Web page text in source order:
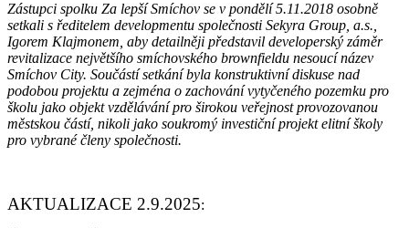
Zástupci spolku Za lepší Smíchov se v pondělí 5.11.2018 osobně
setkali s ředitelem developmentu společnosti Sekyra Group, a.s.,
Igorem Klajmonem, aby detailněji představil developerský záměr
revitalizace největšího smíchovského brownfieldu nesoucí název
Smíchov City. Součástí setkání byla konstruktivní diskuse nad
podobou projektu a zejména o zachování vytyčeného pozemku pro
školu jako objekt vzdělávání pro širokou veřejnost provozovanou
městskou částí, nikoli jako soukromý investiční projekt elitní školy
pro vybrané členy společnosti.
AKTUALIZACE 2.9.2025: